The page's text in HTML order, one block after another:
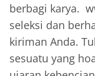
berbagi karya.
seleksi dan
kiriman Anda.
sesuatu yang